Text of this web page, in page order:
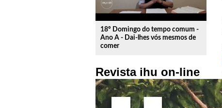
18º Domingo do tempo comum -
Ano A - Dai-lhes vós mesmos de
comer
Revista ihu on-line